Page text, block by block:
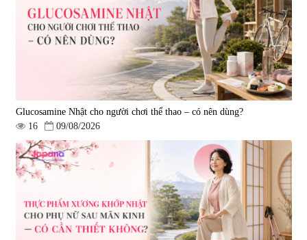
690.000 đ 1.600.000 đ
Viên uống hỗ trợ giấc ngủ Fujina
Sleepy Nhật Bản 80 viên
Viên uống phòng ngừa & hỗ trợ
điều trị đột quỵ Biken Kinase
Gold 60 viên
|0
1.570.000 đ
Glucosamine Nhật cho người chơi thể thao – có nên dùng?
16
09/08/2026